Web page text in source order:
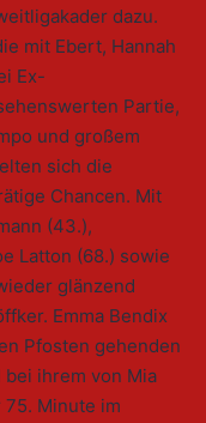
dazu.
mit Ebert, Hannah
Ex-
Partie,
und großem
sich die
Chancen. Mit
(43.),
Latton (68.) sowie
glänzend
Emma Bendix
Pfosten gehenden
bei ihrem von Mia
Minute im